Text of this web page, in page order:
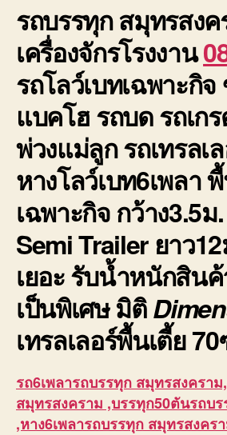
รถบรรทุก สมุทรสง
เครื่องจักรโรงงาน
รถโลว์เบทเฉพาะกิ
แบคโฮ รถบด รถเก
พ่วงแม่ลูก รถเทรลเ
หางโลว์เบท6เพลา
เฉพาะกิจ กว้าง3.5
Semi Trailer ยาว
เยอะ รับน้ำหนักสิน
เป็นพิเศษ มิติ
เทรลเลอร์พื้นเตี้ย
รถ6เพลารถบรรทุก สมุทรสงครา
สมุทรสงคราม ,บรรทุก50ตันรถบ
,หาง6เพลารถบรรทุก สมุทรสงคร